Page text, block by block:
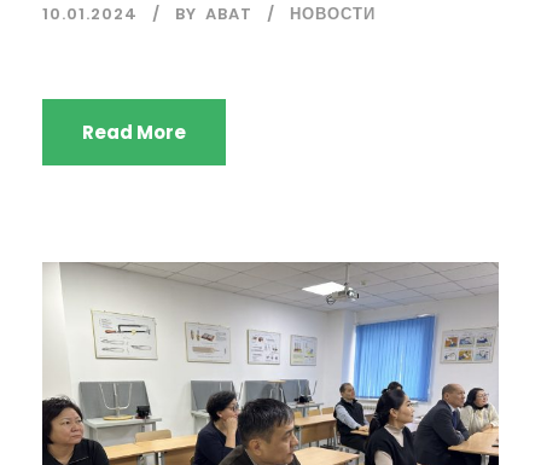
10.01.2024 BY ABAT НОВОСТИ
Read More